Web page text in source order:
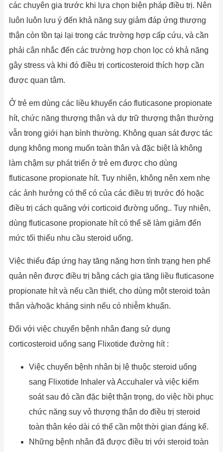
các chuyên gia trước khi lựa chọn biện pháp điều trị. Nên
luôn luôn lưu ý đến khả năng suy giảm đáp ứng thượng
thận còn tồn tại lại trong các trường hợp cấp cứu, và cần
phải cân nhắc đến các trường hợp chọn lọc có khả năng
gây stress và khi đó điều trị corticosteroid thích hợp cần
được quan tâm.
Ở trẻ em dùng các liều khuyến cáo fluticasone propionate
hít, chức năng thượng thận và dự trữ thượng thận thường
vẫn trong giới hạn bình thường. Không quan sát được tác
dụng không mong muốn toàn thân và đặc biệt là không
làm chậm sự phát triển ở trẻ em được cho dùng
fluticasone propionate hít. Tuy nhiên, không nên xem nhẹ
các ảnh hưởng có thể có của các điều trị trước đó hoặc
điều trị cách quãng với corticoid đường uống.. Tuy nhiên,
dùng fluticasone propionate hít có thể sẽ làm giảm đến
mức tối thiểu nhu cầu steroid uống.
Việc thiếu đáp ứng hay tăng nặng hơn tình trạng hen phế
quản nên được điều trị bằng cách gia tăng liều fluticasone
propionate hít và nếu cần thiết, cho dùng một steroid toàn
thân và/hoặc kháng sinh nếu có nhiễm khuẩn.
Đối với việc chuyển bệnh nhân đang sử dụng
corticosteroid uống sang Flixotide đường hít :
Việc chuyển bệnh nhân bị lệ thuộc steroid uống
sang Flixotide Inhaler và Accuhaler và việc kiểm
soát sau đó cần đặc biệt thận trọng, do việc hồi phục
chức năng suy vỏ thượng thận do điều trị steroid
toàn thân kéo dài có thể cần một thời gian đáng kể.
Những bệnh nhân đã được điều trị với steroid toàn